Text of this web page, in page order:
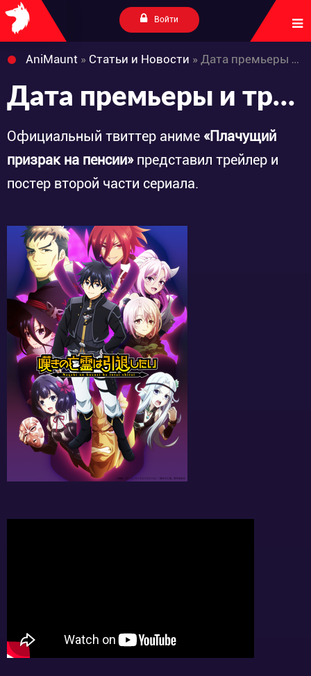
Войти
AniMaunt » Статьи и Новости » Дата премьеры и трейлер 2-ой части аниме «Nageki no Bourei wa Intai shitai»
Дата премьеры и трейлер 2-ой части аниме «Nageki no Bourei wa Intai shitai»
Официальный твиттер аниме «Плачущий
призрак на пенсии»представил трейлер и
постер второй части сериала.